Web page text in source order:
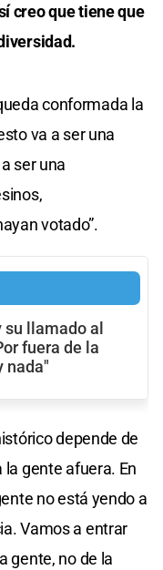
creo que tiene que
conformada la
va a ser una
ser una
votado”.
llamado al
fuera de la
nada"
depende de
la gente afuera. En
no está yendo a
Vamos a entrar
gente, no de la